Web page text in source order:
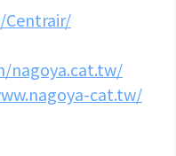
nagoya.cat.tw/
cat.tw/